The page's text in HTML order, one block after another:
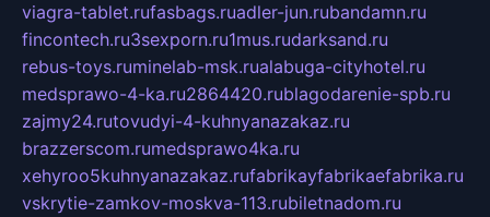
viagra-tablet.rufasbags.ruadler-jun.rubandamn.ru
fincontech.ru3sexporn.ru1mus.rudarksand.ru
rebus-toys.ruminelab-msk.rualabuga-cityhotel.ru
medsprawo-4-ka.ru2864420.rublagodarenie-spb.ru
zajmy24.rutovudyi-4-kuhnyanazakaz.ru
brazzerscom.rumedsprawo4ka.ru
xehyroo5kuhnyanazakaz.rufabrikayfabrikaefabrika.ru
vskrytie-zamkov-moskva-113.rubiletnadom.ru